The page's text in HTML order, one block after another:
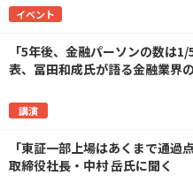
イベント
「5年後、金融パーソンの数は
表、冨田和成氏が語る金融業界
講演
「東証一部上場はあくまで通過
取締役社長・中村 岳氏に聞く